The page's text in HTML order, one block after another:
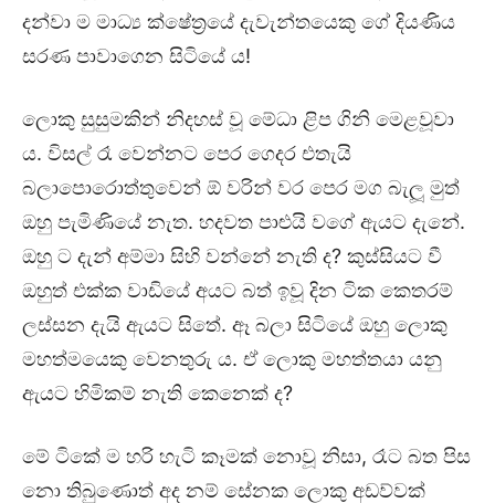
දන්වා ම මාධ්‍ය ක්ෂේත්‍රයේ දැවැන්තයෙකු ගේ දියණිය
සරණ පාවාගෙන සිටියේ ය!
ලොකු සුසුමකින් නිදහස් වූ මේධා ළිප ගිනි මෙළවූවා
ය. විසල් රෑ වෙන්නට පෙර ගෙදර එතැයි
බලාපොරොත්තුවෙන් ඕ වරින් වර පෙර මග බැලූ මුත්
ඔහු පැමිණියේ නැත. හදවත පාළුයි වගේ ඇයට දැනේ.
ඔහු ට දැන් අම්මා සිහි වන්නේ නැති ද? කුස්සියට වී
ඔහුත් එක්ක වාඩියේ අයට බත් ඉවූ දින ටික කෙතරම්
ලස්සන දැයි ඇයට සිතේ. ඈ බලා සිටියේ ඔහු ලොකු
මහත්මයෙකු වෙනතුරු ය. ඒ ලොකු මහත්තයා යනු
ඇයට හිමිකම් නැති කෙනෙක් ද?
මේ ටිකේ ම හරි හැටි කෑමක් නොවූ නිසා, රෑට බත පිස
නො තිබුණොත් අද නම් සේනක ලොකු අඩව්වක්